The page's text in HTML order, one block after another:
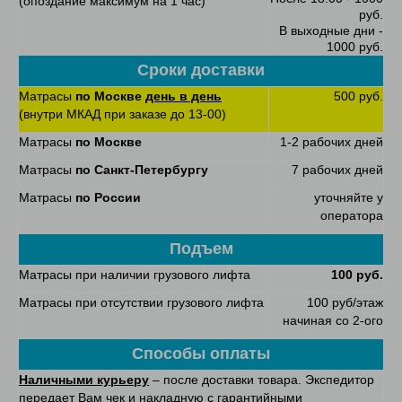
руб.
В выходные дни -
1000 руб.
Сроки доставки
Матрасы по Москве день в день
(внутри МКАД при заказе до 13-00)
500 руб.
Матрасы по Москве
1-2 рабочих дней
Матрасы по Санкт-Петербургу
7 рабочих дней
Матрасы по России
уточняйте у
оператора
Подъем
Матрасы при наличии грузового лифта
100 руб.
Матрасы при отсутствии грузового лифта
100 руб/этаж
начиная со 2-ого
Способы оплаты
Наличными курьеру – после доставки товара. Экспедитор
передает Вам чек и накладную с гарантийными